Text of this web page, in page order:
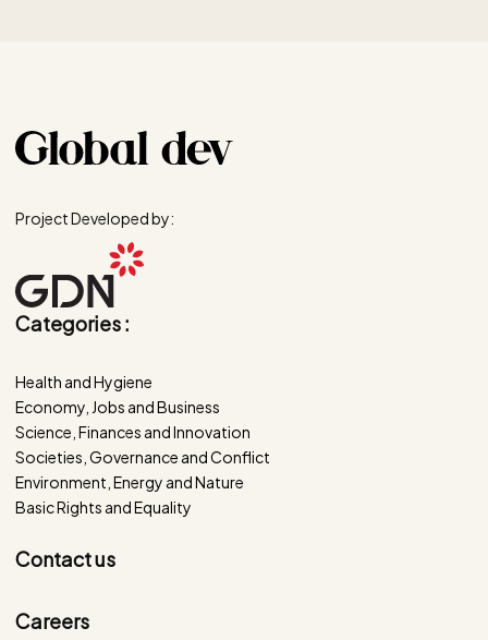
Project Developed by:
Categories :
Health and Hygiene
Economy, Jobs and Business
Science, Finances and Innovation
Societies, Governance and Conflict
Environment, Energy and Nature
Basic Rights and Equality
Contact us
Careers